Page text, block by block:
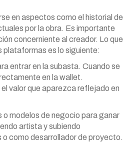
en aspectos como el historial de
por la obra. Es importante
concerniente al creador. Lo que
plataformas es lo siguiente:
entrar en la subasta. Cuando se
en la wallet.
valor que aparezca reflejado en
modelos de negocio para ganar
artista y subiendo
como desarrollador de proyecto.